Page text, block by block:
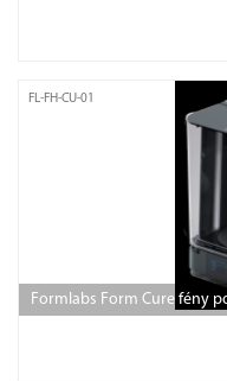
FL-FH-CU-01
Formlabs Form Cure fény